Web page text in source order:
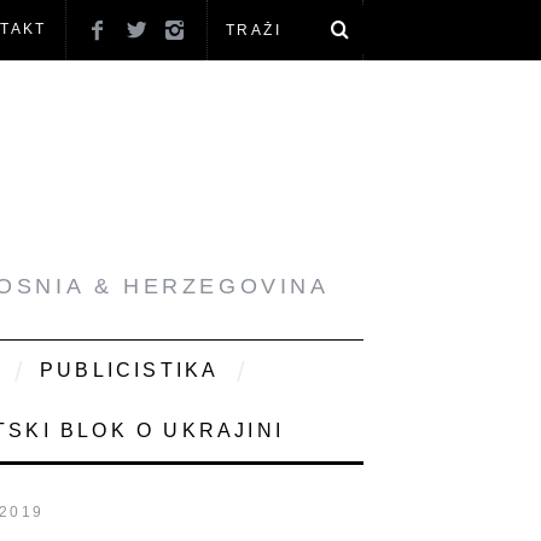
& HERZEGOVINA
PUBLICISTIKA
BLOK O UKRAJINI